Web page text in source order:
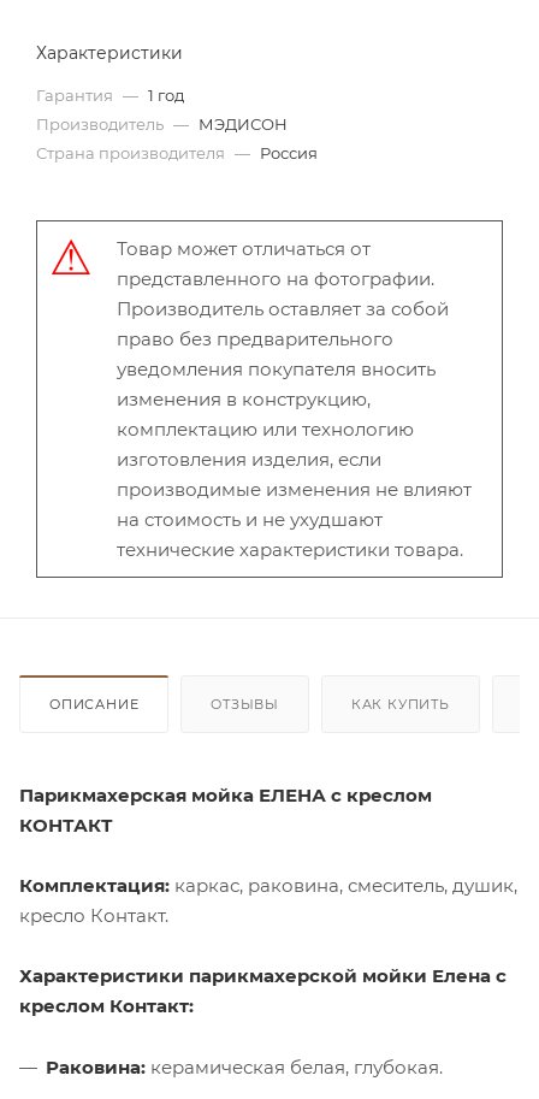
Характеристики
Гарантия — 1 год
Производитель — МЭДИСОН
Страна производителя — Россия
Товар может отличаться от
представленного на фотографии.
Производитель оставляет за собой
право без предварительного
уведомления покупателя вносить
изменения в конструкцию,
комплектацию или технологию
изготовления изделия, если
производимые изменения не влияют
на стоимость и не ухудшают
технические характеристики товара.
ОПИСАНИЕ ОТЗЫВЫ КАК КУПИТЬ
Парикмахерская мойка ЕЛЕНА с креслом
КОНТАКТ
Комплектация: каркас, раковина, смеситель, душик,
кресло Контакт.
Характеристики парикмахерской мойки Елена с
креслом Контакт:
Раковина: керамическая белая, глубокая.